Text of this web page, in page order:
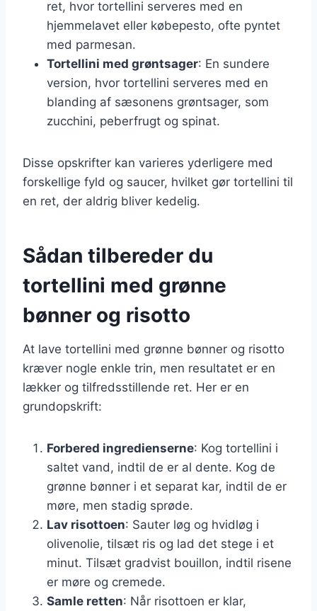
ret, hvor tortellini serveres med en
hjemmelavet eller købepesto, ofte pyntet
med parmesan.
Tortellini med grøntsager: En sundere
version, hvor tortellini serveres med en
blanding af sæsonens grøntsager, som
zucchini, peberfrugt og spinat.
Disse opskrifter kan varieres yderligere med
forskellige fyld og saucer, hvilket gør tortellini til
en ret, der aldrig bliver kedelig.
Sådan tilbereder du
tortellini med grønne
bønner og risotto
At lave tortellini med grønne bønner og risotto
kræver nogle enkle trin, men resultatet er en
lækker og tilfredsstillende ret. Her er en
grundopskrift:
Forbered ingredienserne: Kog tortellini i
saltet vand, indtil de er al dente. Kog de
grønne bønner i et separat kar, indtil de er
møre, men stadig sprøde.
Lav risottoen: Sauter løg og hvidløg i
olivenolie, tilsæt ris og lad det stege i et
minut. Tilsæt gradvist bouillon, indtil risene
er møre og cremede.
Samle retten: Når risottoen er klar,